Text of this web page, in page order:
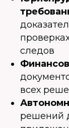
следов
всех
решений